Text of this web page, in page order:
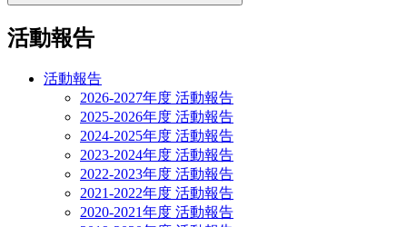
活動報告
活動報告
2026-2027年度 活動報告
2025-2026年度 活動報告
2024-2025年度 活動報告
2023-2024年度 活動報告
2022-2023年度 活動報告
2021-2022年度 活動報告
2020-2021年度 活動報告